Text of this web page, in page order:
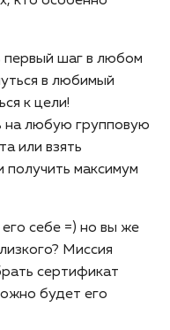
шаг в любом
в любимый
к цели!
на любую групповую
или взять
получить максимум
себе =) но вы же
Миссия
сертификат
будет его